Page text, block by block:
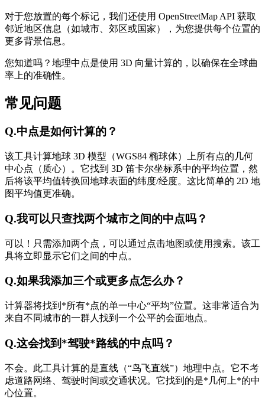
对于您放置的每个标记，我们还使用 OpenStreetMap API 获取
邻近地区信息（如城市、郊区或国家），为您提供每个位置的
更多背景信息。
您知道吗？地理中点是使用 3D 向量计算的，以确保在全球曲
率上的准确性。
常见问题
Q.中点是如何计算的？
该工具计算地球 3D 模型（WGS84 椭球体）上所有点的几何
中心点（质心）。它找到 3D 笛卡尔坐标系中的平均位置，然
后将该平均值转换回地球表面的纬度/经度。这比简单的 2D 地
图平均值更准确。
Q.我可​​以只查找两个城市之间的中点吗？
可以！只需添加两个点，可以通过点击地图或使用搜索。该工
具将立即显示它们之间的中点。
Q.如果我添加三个或更多点怎么办？
计算器将找到*所有*点的单一中心“平均”位置。这非常适合为
来自不同城市的一群人找到一个公平的会面地点。
Q.这会找到*驾驶*路线的中点吗？
不会。此工具计算的是直线（“鸟飞直线”）地理中点。它不考
虑道路网络、驾驶时间或交通状况。它找到的是*几何上*的中
心位置。